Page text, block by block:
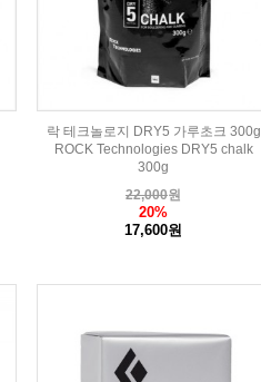
락 테크놀로지 DRY5 가루초크 300g
ROCK Technologies DRY5 chalk
300g
22,000원
20%
17,600원